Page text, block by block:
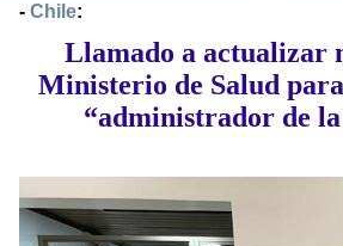
- Chile:
Llamado a actualizar
Ministerio de Salud
“administrador de